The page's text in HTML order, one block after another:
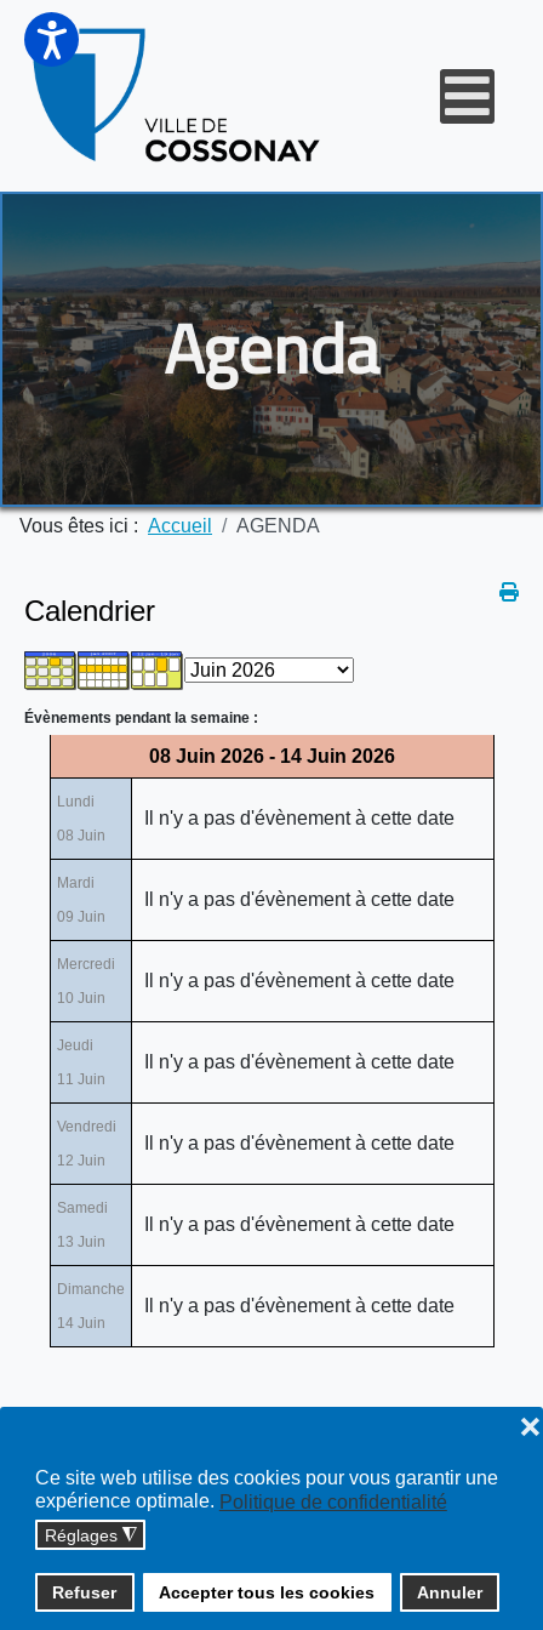
Ce site web utilise des cookies pour vous garantir une
expérience optimale. Politique de confidentialité
Réglages ◮
Refuser Accepter tous les cookies Annuler
❌
Agenda
Vous êtes ici : Accueil AGENDA
Calendrier
Évènements pendant la semaine :
08 Juin 2026 - 14 Juin 2026
Lundi
08 Juin
Il n'y a pas d'évènement à cette date
Mardi
09 Juin
Il n'y a pas d'évènement à cette date
Mercredi
10 Juin
Il n'y a pas d'évènement à cette date
Jeudi
11 Juin
Il n'y a pas d'évènement à cette date
Vendredi
12 Juin
Il n'y a pas d'évènement à cette date
Samedi
13 Juin
Il n'y a pas d'évènement à cette date
Dimanche
14 Juin
Il n'y a pas d'évènement à cette date
Copyright © 2026 cossonay.ch - tous droits réservés | site :
solutions informatiques